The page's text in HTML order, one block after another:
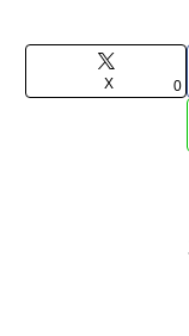
X 0